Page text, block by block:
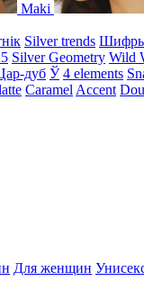
Maki
Silver trends
Silver Geometry Wild
дуб Ў 4 elements
Caramel Accent
Для женщин